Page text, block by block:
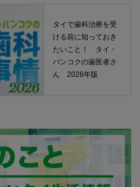
タイで歯科治療を受
ける前に知っておき
たいこと！ タイ・
バンコクの歯医者さ
ん 2026年版